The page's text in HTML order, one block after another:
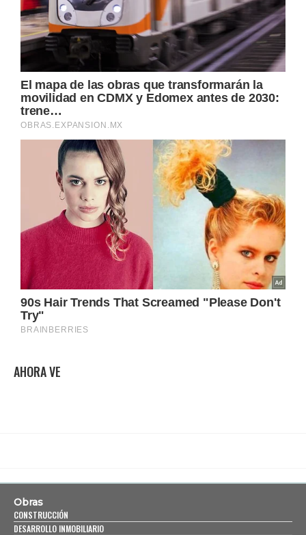
AHORA VE
Obras
CONSTRUCCIÓN
DESARROLLO INMOBILIARIO